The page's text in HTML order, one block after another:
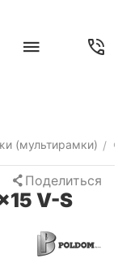
(мультирамки) /
Поделиться
V-S